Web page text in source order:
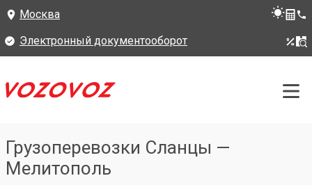
Москва
Электронный документооборот
Грузоперевозки Сланцы —
Мелитополь